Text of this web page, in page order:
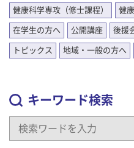
健康科学専攻（修士課程） 健
在学生の方へ 公開講座 後援
トピックス 地域・一般の方へ
キーワード検索